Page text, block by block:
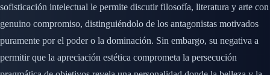
sofisticación intelectual le permite discutir filosofía, literatura y arte con
genuino compromiso, distinguiéndolo de los antagonistas motivados
puramente por el poder o la dominación. Sin embargo, su negativa a
permitir que la apreciación estética comprometa la persecución